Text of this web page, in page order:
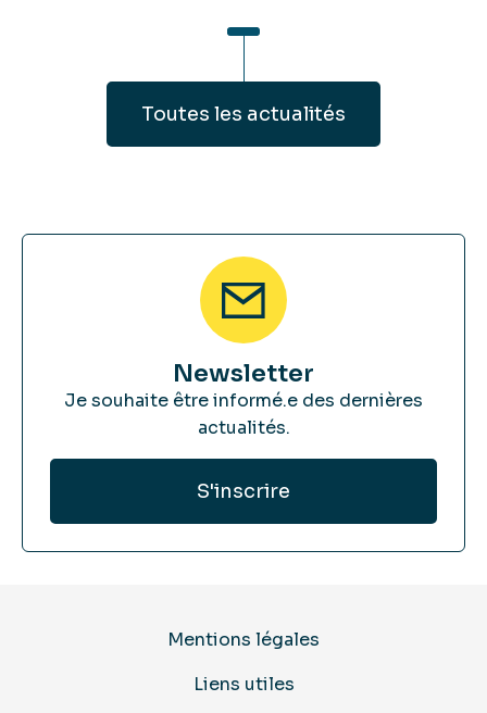
Toutes les actualités
Newsletter
Je souhaite être informé.e des dernières
actualités.
Mentions légales
Liens utiles